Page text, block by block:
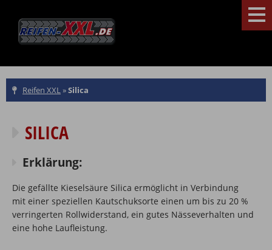
Reifen XXL»Silica
SILICA
Erklärung:
Die gefällte Kieselsäure Silica ermöglicht in Verbindung
mit einer speziellen Kautschuksorte einen um bis zu 20 %
verringerten Rollwiderstand, ein gutes Nässeverhalten und
eine hohe Laufleistung.